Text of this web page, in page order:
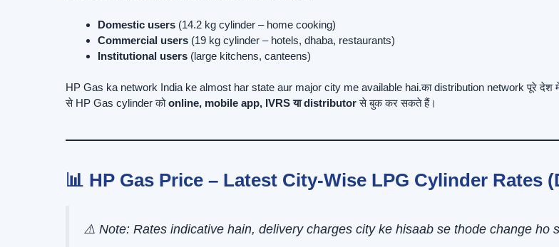
Domestic users (14.2 kg cylinder – home cooking)
Commercial users (19 kg cylinder – hotels, dhaba, restaurants)
Institutional users (large kitchens, canteens)
HP Gas ka network India ke almost har state aur major city me available hai.का distribution network पूरे देश
से HP Gas cylinder कोonline, mobile app, IVRS या distributorसे बुक कर सकते हैं।
📊 HP Gas Price – Latest City-Wise LPG Cylinder Rates
⚠️ Note: Rates indicative hain, delivery charges city ke hisaab se thode change ho